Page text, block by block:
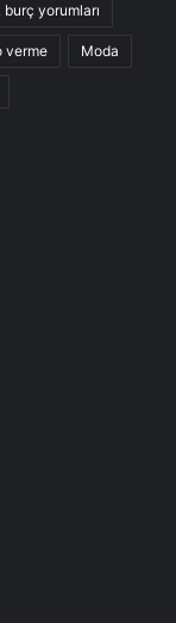
yorumları
verme Moda